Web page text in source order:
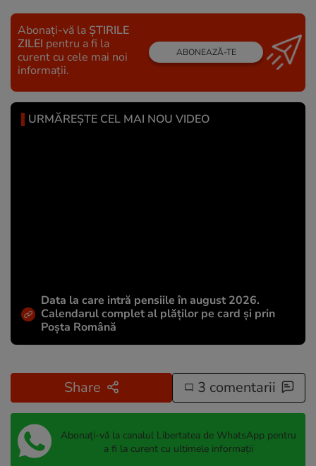
Abonați-vă la ȘTIRILE
ZILEI pentru a fi la
curent cu cele mai noi
informații.
ABONEAZĂ-TE
URMĂREȘTE CEL MAI NOU VIDEO
Data la care intră pensiile în august 2026.
Calendarul complet al plăților pe card și prin
Poșta Română
Share 3 comentarii
Abonați-vă la canalul Libertatea de WhatsApp pentru
a fi la curent cu ultimele informații